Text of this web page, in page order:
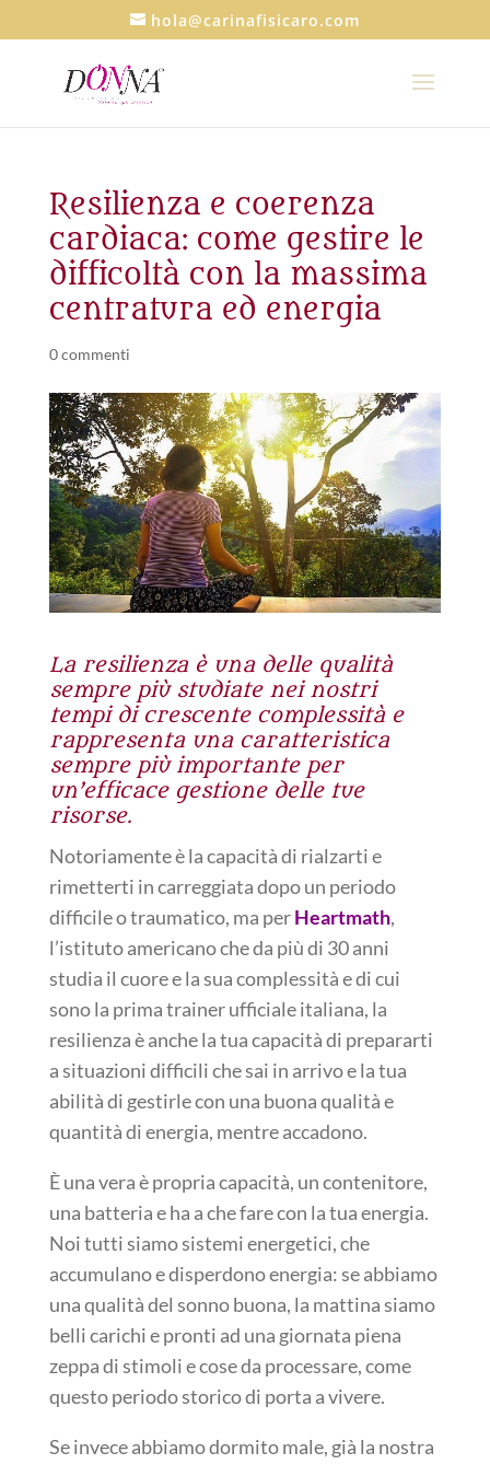
hola@carinafisicaro.com
Resilienza e coerenza
cardiaca: come gestire le
difficoltà con la massima
centratura ed energia
0 commenti
La resilienza è una delle qualità
sempre più studiate nei nostri
tempi di crescente complessità e
rappresenta una caratteristica
sempre più importante per
un’efficace gestione delle tue
risorse.
Notoriamente è la capacità di rialzarti e
rimetterti in carreggiata dopo un periodo
difficile o traumatico, ma perHeartmath,
l’istituto americano che da più di 30 anni
studia il cuore e la sua complessità e di cui
sono la prima trainer ufficiale italiana, la
resilienza è anche la tua capacità di prepararti
a situazioni difficili che sai in arrivo e la tua
abilità di gestirle con una buona qualità e
quantità di energia, mentre accadono.
È una vera è propria capacità, un contenitore,
una batteria e ha a che fare con la tua energia.
Noi tutti siamo sistemi energetici, che
accumulano e disperdono energia: se abbiamo
una qualità del sonno buona, la mattina siamo
belli carichi e pronti ad una giornata piena
zeppa di stimoli e cose da processare, come
questo periodo storico di porta a vivere.
Se invece abbiamo dormito male, già la nostra